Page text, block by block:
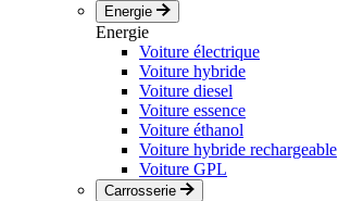
Energie
Energie
Voiture électrique
Voiture hybride
Voiture diesel
Voiture essence
Voiture éthanol
Voiture hybride rechargeable
Voiture GPL
Carrosserie